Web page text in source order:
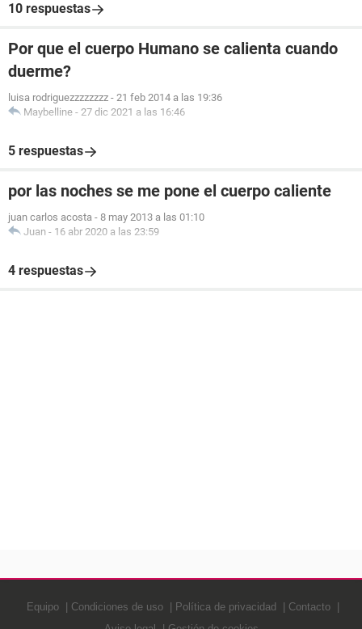
10 respuestas
Por que el cuerpo Humano se calienta cuando
duerme?
luisa rodriguezzzzzzzz - 21 feb 2014 a las 19:36
Maybelline - 27 dic 2021 a las 16:46
5 respuestas
por las noches se me pone el cuerpo caliente
juan carlos acosta - 8 may 2013 a las 01:10
Juan - 16 abr 2020 a las 23:59
4 respuestas
Equipo Condiciones de uso Política de privacidad
Contacto